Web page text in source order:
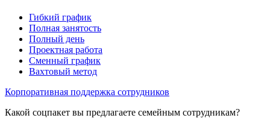
Гибкий график
Полная занятость
Полный день
Проектная работа
Сменный график
Вахтовый метод
Корпоративная поддержка сотрудников
Какой соцпакет вы предлагаете семейным сотрудникам?